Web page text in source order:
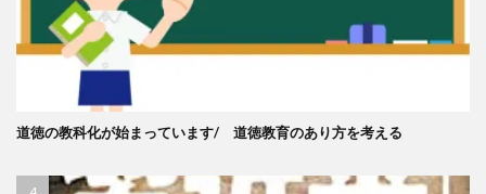
道徳の教科化が始まっています/ 道徳教育のあり方を考える